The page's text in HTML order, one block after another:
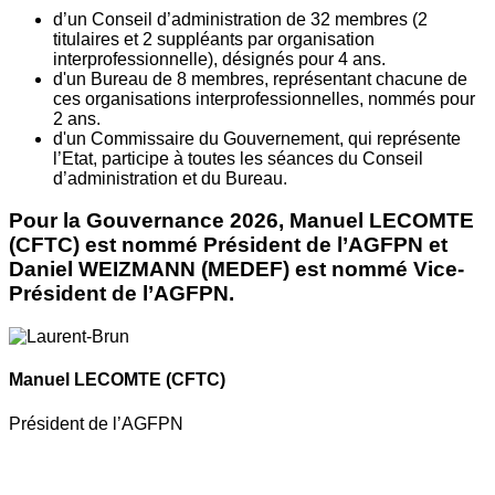
d’un Conseil d’administration de 32 membres (2
titulaires et 2 suppléants par organisation
interprofessionnelle), désignés pour 4 ans.
d'un Bureau de 8 membres, représentant chacune de
ces organisations interprofessionnelles, nommés pour
2 ans.
d'un Commissaire du Gouvernement, qui représente
l’Etat, participe à toutes les séances du Conseil
d’administration et du Bureau.
Pour la Gouvernance 2026, Manuel LECOMTE
(CFTC) est nommé Président de l’AGFPN et
Daniel WEIZMANN (MEDEF) est nommé Vice-
Président de l’AGFPN.
Manuel LECOMTE (CFTC)
Président de l’AGFPN